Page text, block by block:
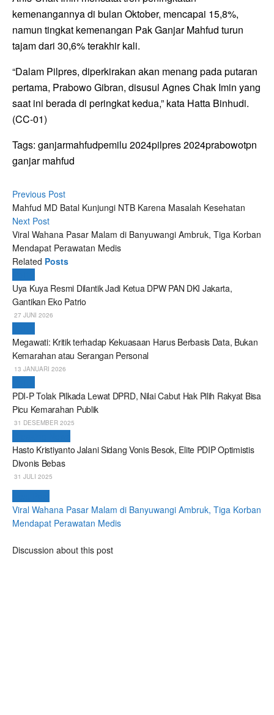
kemenangannya di bulan Oktober, mencapai 15,8%,
namun tingkat kemenangan Pak Ganjar Mahfud turun
tajam dari 30,6% terakhir kali.
“Dalam Pilpres, diperkirakan akan menang pada putaran
pertama, Prabowo Gibran, disusul Agnes Chak Imin yang
saat ini berada di peringkat kedua,” kata Hatta Binhudi.
(CC-01)
Tags: ganjarmahfudpemilu 2024pilpres 2024prabowotpn
ganjar mahfud
Previous Post
Mahfud MD Batal Kunjungi NTB Karena Masalah Kesehatan
Next Post
Viral Wahana Pasar Malam di Banyuwangi Ambruk, Tiga Korban
Mendapat Perawatan Medis
Related Posts
Uya Kuya Resmi Dilantik Jadi Ketua DPW PAN DKI Jakarta,
Gantikan Eko Patrio
27 JUNI 2026
Megawati: Kritik terhadap Kekuasaan Harus Berbasis Data, Bukan
Kemarahan atau Serangan Personal
13 JANUARI 2026
PDI-P Tolak Pilkada Lewat DPRD, Nilai Cabut Hak Pilih Rakyat Bisa
Picu Kemarahan Publik
31 DESEMBER 2025
Hasto Kristiyanto Jalani Sidang Vonis Besok, Elite PDIP Optimistis
Divonis Bebas
31 JULI 2025
Viral Wahana Pasar Malam di Banyuwangi Ambruk, Tiga Korban
Mendapat Perawatan Medis
Discussion about this post